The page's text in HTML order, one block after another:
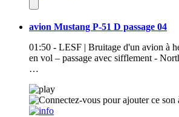
avion Mustang P-51 D passage 04
01:50 - LESF | Bruitage d'un avion à
en vol – passage avec sifflement -
…